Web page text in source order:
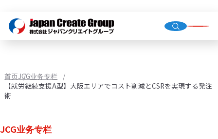
总经理
首页JCG业务专栏
【就労継続支援A型】大阪エリアでコスト削減とCSRを実現する発注
術
JCG业务专栏